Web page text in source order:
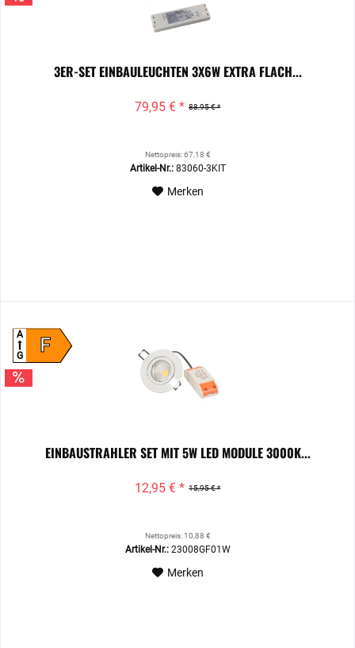
3ER-SET EINBAULEUCHTEN 3X6W EXTRA FLACH...
88,95 € *
79,95 € *
Nettopreis: 67,18 €
Artikel-Nr.:83060-3KIT
Merken
F
A
G
EINBAUSTRAHLER SET MIT 5W LED MODULE 3000K...
15,95 € *
12,95 € *
Nettopreis: 10,88 €
Artikel-Nr.:23008GF01W
Merken